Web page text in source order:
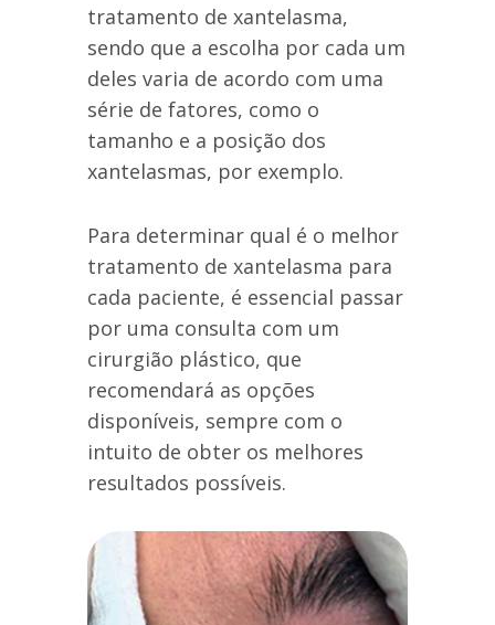
tratamento de xantelasma,
sendo que a escolha por cada um
deles varia de acordo com uma
série de fatores, como o
tamanho e a posição dos
xantelasmas, por exemplo.
Para determinar qual é o melhor
tratamento de xantelasma para
cada paciente, é essencial passar
por uma consulta com um
cirurgião plástico, que
recomendará as opções
disponíveis, sempre com o
intuito de obter os melhores
resultados possíveis.